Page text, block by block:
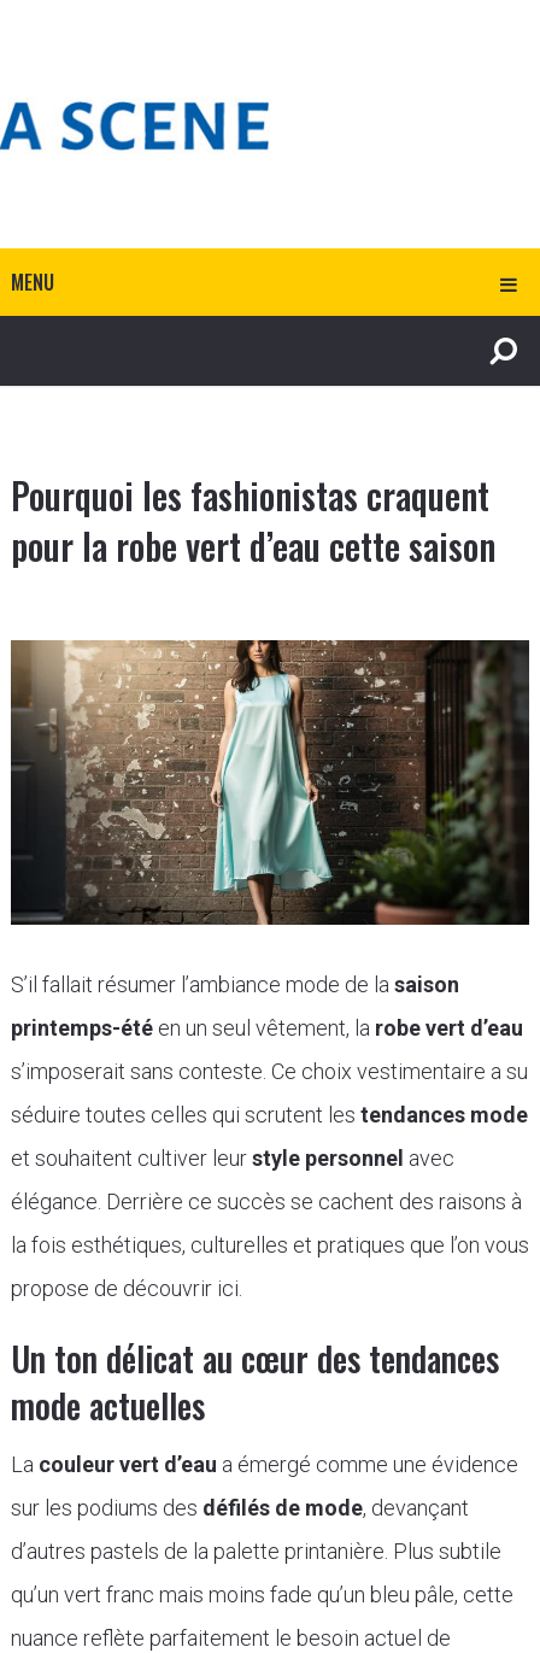
MENU
Pourquoi les fashionistas craquent
pour la robe vert d’eau cette saison
S’il fallait résumer l’ambiance mode de la saison
printemps-étéen un seul vêtement, la robe vert d’eau
s’imposerait sans conteste. Ce choix vestimentaire a su
séduire toutes celles qui scrutent les tendances mode
et souhaitent cultiver leurstyle personnel avec
élégance. Derrière ce succès se cachent des raisons à
la fois esthétiques, culturelles et pratiques que l’on vous
propose de découvrir ici.
Un ton délicat au cœur des tendances
mode actuelles
La couleur vert d’eau a émergé comme une évidence
sur les podiums des défilés de mode, devançant
d’autres pastels de la palette printanière. Plus subtile
qu’un vert franc mais moins fade qu’un bleu pâle, cette
nuance reflète parfaitement le besoin actuel de